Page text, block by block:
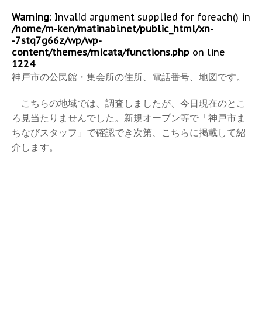
Warning: Invalid argument supplied for foreach() in
/home/m-ken/matinabi.net/public_html/xn-
-7stq7g66z/wp/wp-
content/themes/micata/functions.php on line
1224
神戸市の公民館・集会所の住所、電話番号、地図です。
こちらの地域では、調査しましたが、今日現在のとこ
ろ見当たりませんでした。新規オープン等で「神戸市ま
ちなびスタッフ」で確認でき次第、こちらに掲載して紹
介します。